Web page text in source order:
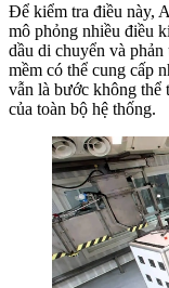
Để kiểm tra điều này,
mô phỏng nhiều điều
dầu di chuyển và
mềm có thể cung cấp
vẫn là bước không thể
của toàn bộ hệ thống.